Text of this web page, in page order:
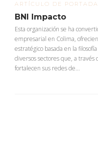
ARTÍCULO DE PORTADA
BNI Impacto
Esta organización se ha
empresarial en Colima,
estratégico basada en la
diversos sectores que, a través
fortalecen sus redes de...